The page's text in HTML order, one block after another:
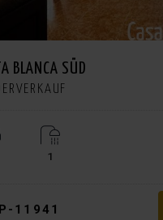
BLANCA SÜD
1
11941